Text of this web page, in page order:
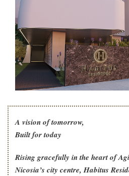
A vision of tomorrow,
Built for today
Rising gracefully in the heart of
Nicosia’s city centre, Habitus